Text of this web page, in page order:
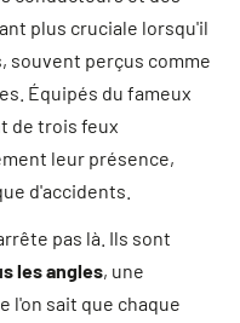
plus cruciale lorsqu'il
souvent perçus comme
Équipés du fameux
de trois feux
leur présence,
d'accidents.
pas là. Ils sont
les angles, une
l'on sait que chaque